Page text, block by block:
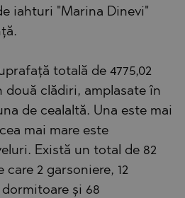
iahturi "Marina Dinevi"
totală de 4775,02
două clădiri, amplasate în
de cealaltă. Una este mai
mai mare este
Există un total de 82
2 garsoniere, 12
și 68